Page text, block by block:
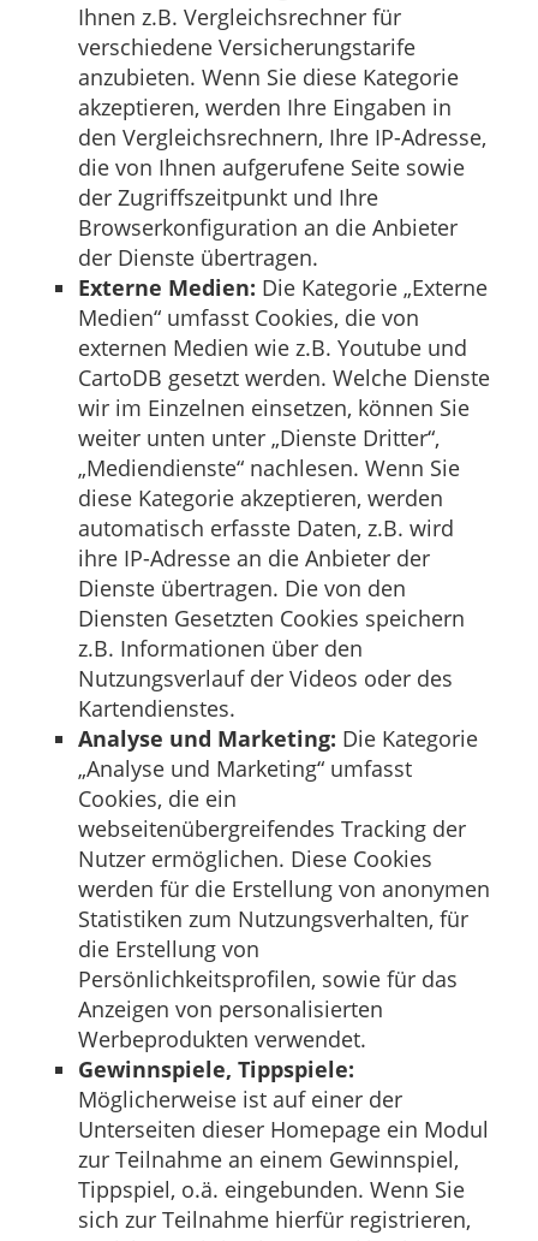
Ihnen z.B. Vergleichsrechner für
verschiedene Versicherungstarife
anzubieten. Wenn Sie diese Kategorie
akzeptieren, werden Ihre Eingaben in
den Vergleichsrechnern, Ihre IP-Adresse,
die von Ihnen aufgerufene Seite sowie
der Zugriffszeitpunkt und Ihre
Browserkonfiguration an die Anbieter
der Dienste übertragen.
Externe Medien: Die Kategorie „Externe
Medien“ umfasst Cookies, die von
externen Medien wie z.B. Youtube und
CartoDB gesetzt werden. Welche Dienste
wir im Einzelnen einsetzen, können Sie
weiter unten unter „Dienste Dritter“,
„Mediendienste“ nachlesen. Wenn Sie
diese Kategorie akzeptieren, werden
automatisch erfasste Daten, z.B. wird
ihre IP-Adresse an die Anbieter der
Dienste übertragen. Die von den
Diensten Gesetzten Cookies speichern
z.B. Informationen über den
Nutzungsverlauf der Videos oder des
Kartendienstes.
Analyse und Marketing: Die Kategorie
„Analyse und Marketing“ umfasst
Cookies, die ein
webseitenübergreifendes Tracking der
Nutzer ermöglichen. Diese Cookies
werden für die Erstellung von anonymen
Statistiken zum Nutzungsverhalten, für
die Erstellung von
Persönlichkeitsprofilen, sowie für das
Anzeigen von personalisierten
Werbeprodukten verwendet.
Gewinnspiele, Tippspiele:
Möglicherweise ist auf einer der
Unterseiten dieser Homepage ein Modul
zur Teilnahme an einem Gewinnspiel,
Tippspiel, o.ä. eingebunden. Wenn Sie
sich zur Teilnahme hierfür registrieren,